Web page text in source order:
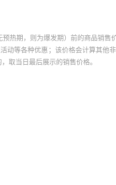
热期，则为爆发期）前的商品销售
动等各种优惠；该价格会计算其他
取当日最后展示的销售价格。